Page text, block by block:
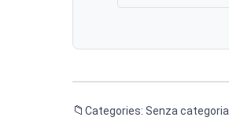
Categories: Senza categoria